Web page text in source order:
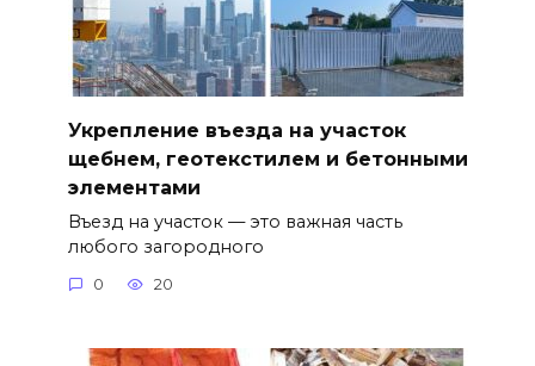
Укрепление въезда на участок
щебнем, геотекстилем и бетонными
элементами
Въезд на участок — это важная часть
любого загородного
0 20